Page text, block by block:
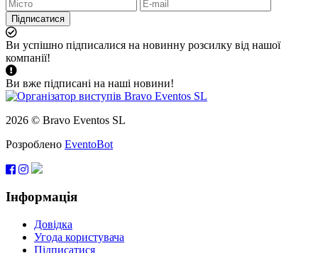
Підписатися
Ви успішно підписалися на новинну розсилку від нашої
компанії!
Ви вже підписані на наші новини!
2026 © Bravo Eventos SL
Розроблено EventoBot
Інформація
Довідка
Угода користувача
Підписатися